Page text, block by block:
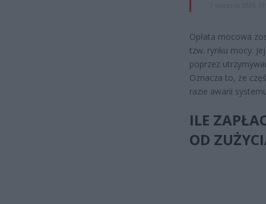
Opłata mocowa
tzw. rynku mocy.
poprzez
Oznacza to, że
razie awarii
ILE
OD